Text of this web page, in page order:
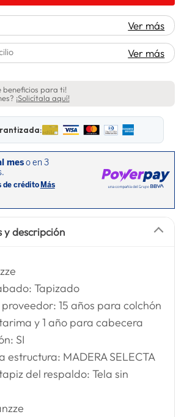
Ver más
Ver más
beneficios para ti!
¡Solicítala aquí!
y descripción
Tapizado
15 años para colchón
y 1 año para cabecera
SI
estructura: MADERA SELECTA
del respaldo: Tela sin